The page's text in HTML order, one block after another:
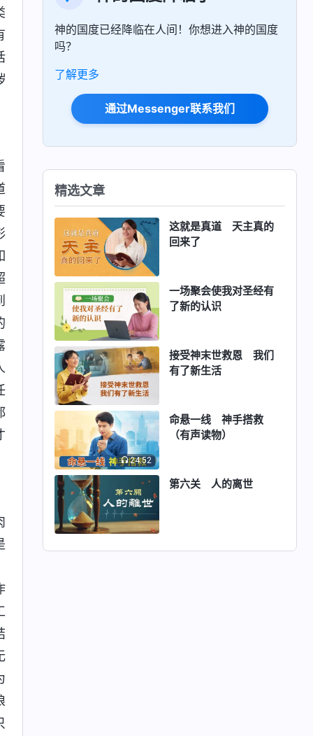
神的国度已经降临在人间！你想进入神的国度
吗？
了解更多
通过Messenger联系我们
精选文章
这就是真道 天主真的
回来了
一场聚会使我对圣经有
了新的认识
接受神末世救恩 我们
有了新生活
24:52
命悬一线 神手搭救
（有声读物）
第六关 人的离世